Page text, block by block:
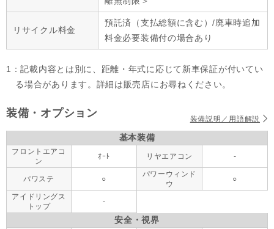
リサイクル料金
預託済（支払総額に含む）/廃車時追加
料金必要装備付の場合あり
1：記載内容とは別に、距離・年式に応じて新車保証が付いてい
る場合があります。詳細は販売店にお尋ねください。
装備・オプション 装備説明／用語解説
基本装備
フロントエアコ
ン
ｵｰﾄ リヤエアコン -
パワステ ○
パワーウィンド
ウ
○
アイドリングス
トップ
-
安全・視界